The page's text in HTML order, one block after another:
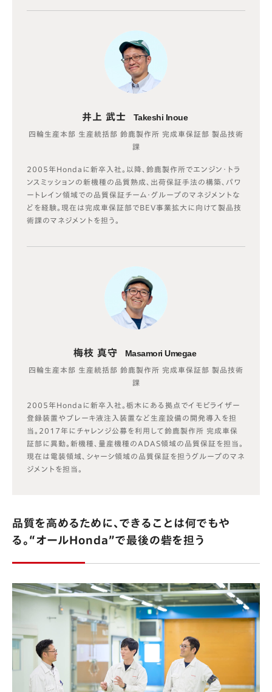
井上 武士 Takeshi Inoue
四輪生産本部 生産統括部 鈴鹿製作所 完成車保証部 製品技術
課
2005年Hondaに新卒入社。以降、鈴鹿製作所でエンジン・トラ
ンスミッションの新機種の品質熟成、出荷保証手法の構築、パワ
ートレイン領域での品質保証チーム・グループのマネジメントな
どを経験。現在は完成車保証部でBEV事業拡大に向けて製品技
術課のマネジメントを担う。
梅枝 真守 Masamori Umegae
四輪生産本部 生産統括部 鈴鹿製作所 完成車保証部 製品技術
課
2005年Hondaに新卒入社。栃木にある拠点でイモビライザー
登録装置やブレーキ液注入装置など生産設備の開発導入を担
当。2017年にチャレンジ公募を利用して鈴鹿製作所 完成車保
証部に異動。新機種、量産機種のADAS領域の品質保証を担当。
現在は電装領域、シャーシ領域の品質保証を担うグループのマネ
ジメントを担当。
品質を高めるために、できることは何でもや
る。“オールHonda”で最後の砦を担う